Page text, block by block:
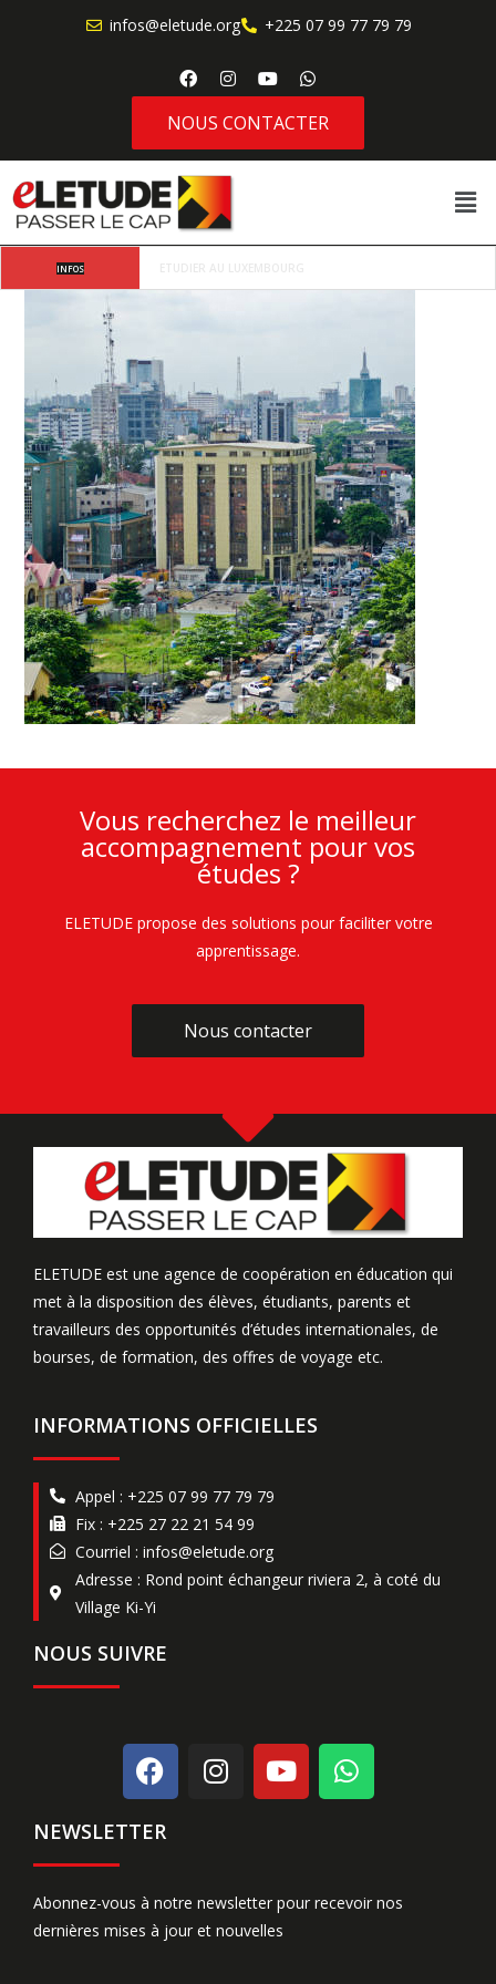
infos@eletude.org +225 07 99 77 79 79
NOUS CONTACTER
INFOS
Vous recherchez le meilleur
accompagnement pour vos
études ?
ELETUDE propose des solutions pour faciliter votre
apprentissage.
Nous contacter
Nous contacter
ELETUDE est une agence de coopération en éducation qui
met à la disposition des élèves, étudiants, parents et
travailleurs des opportunités d’études internationales, de
bourses, de formation, des offres de voyage etc.
INFORMATIONS OFFICIELLES
Appel : +225 07 99 77 79 79
Fix : +225 27 22 21 54 99
Courriel : infos@eletude.org
Adresse : Rond point échangeur riviera 2, à coté du
Village Ki-Yi
NOUS SUIVRE
NEWSLETTER
Abonnez-vous à notre newsletter pour recevoir nos
dernières mises à jour et nouvelles